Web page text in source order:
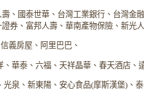
、國泰世華、台灣工業銀行、台灣金
券、富邦人壽、華南產物保險、新光
義房屋、阿里巴巴、
華泰、六福、天祥晶華、春天酒店、
泉、新東陽、安心食品(摩斯漢堡)、